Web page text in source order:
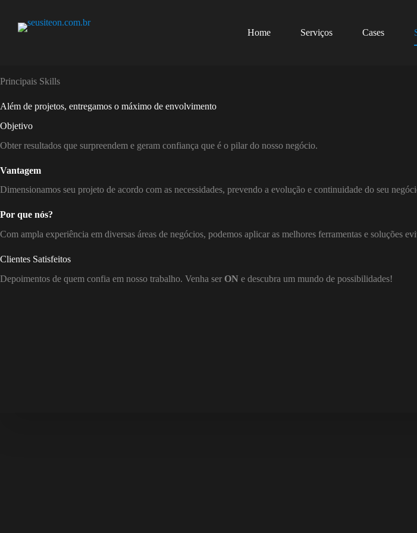
Home Serviços Cases
Principais Skills
Além de projetos, entregamos o máximo de envolvimento
Objetivo
Obter resultados que surpreendem e geram confiança que é o pilar do nosso negócio.
Vantagem
Dimensionamos seu projeto de acordo com as necessidades, prevendo a evolução e continuidade do seu
Por que nós?
Com ampla experiência em diversas áreas de negócios, podemos aplicar as melhores ferramentas e soluções
Clientes Satisfeitos
Depoimentos de quem confia em nosso trabalho. Venha ser ON e descubra um mundo de possibilidades!